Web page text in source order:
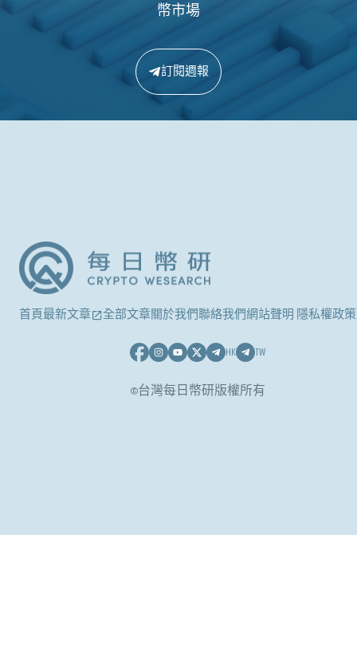
幣市場
訂閱週報
首頁最新文章 全部文章關於我們聯絡我們網站聲明 隱私權政策
HK TW
©台灣每日幣研版權所有